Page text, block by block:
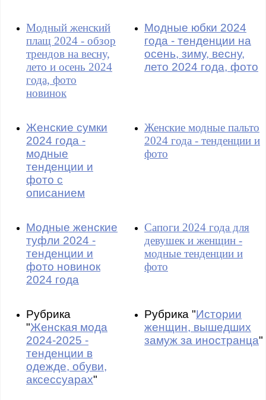
Модный женский
плащ 2024 - обзор
трендов на весну,
лето и осень 2024
года, фото
новинок
Модные юбки 2024
года - тенденции на
осень, зиму, весну,
лето 2024 года, фото
Женские сумки
2024 года -
модные
тенденции и
фото с
описанием
Женские модные пальто
2024 года - тенденции и
фото
Модные женские
туфли 2024 -
тенденции и
фото новинок
2024 года
Сапоги 2024 года для
девушек и женщин -
модные тенденции и
фото
Рубрика
"Женская мода
2024-2025 -
тенденции в
одежде, обуви,
аксессуарах"
Рубрика "Истории
женщин, вышедших
замуж за иностранца"